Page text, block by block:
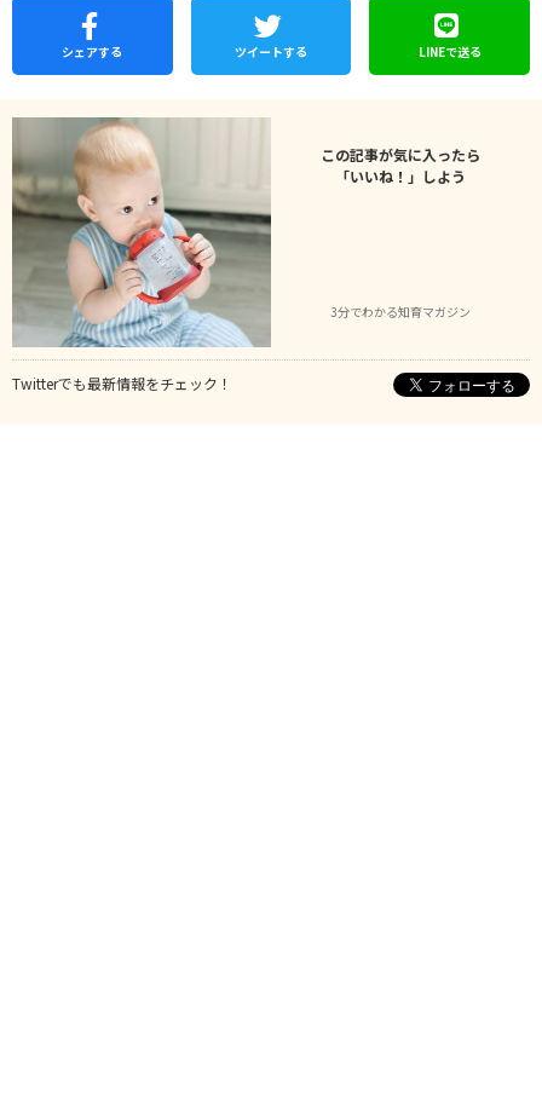
シェアする ツイートする LINEで送る
この記事が気に入ったら
「いいね！」しよう
3分でわかる知育マガジン
Twitterでも最新情報をチェック！